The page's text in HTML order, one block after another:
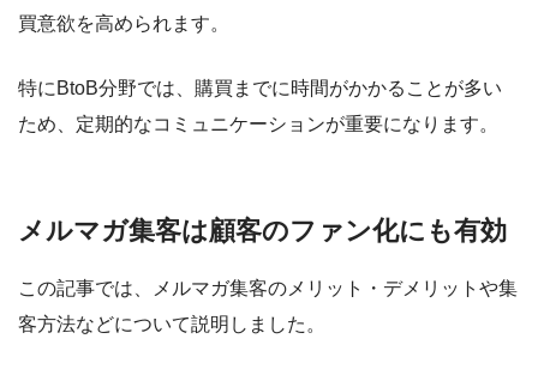
買意欲を高められます。
特にBtoB分野では、購買までに時間がかかることが多い
ため、定期的なコミュニケーションが重要になります。
メルマガ集客は顧客のファン化にも有効
この記事では、メルマガ集客のメリット・デメリットや集
客方法などについて説明しました。